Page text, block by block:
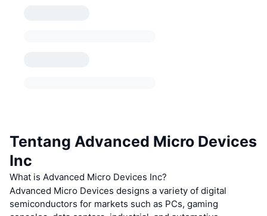
Tentang Advanced Micro Devices
Inc
What is Advanced Micro Devices Inc?
Advanced Micro Devices designs a variety of digital
semiconductors for markets such as PCs, gaming